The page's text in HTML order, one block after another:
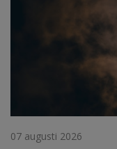
07 augusti 2026